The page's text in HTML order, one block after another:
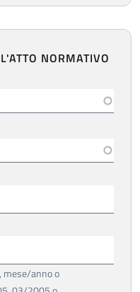
NORMATIVO
mese/anno o